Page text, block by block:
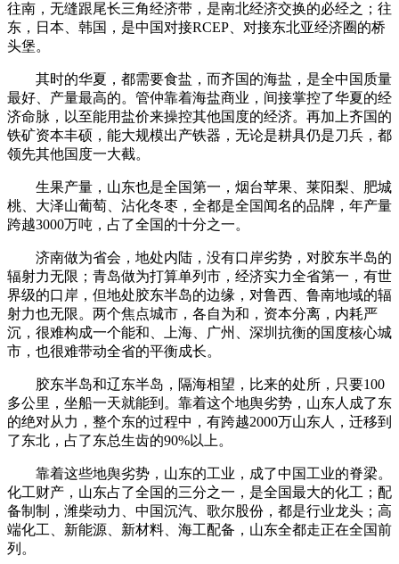
往南，无缝跟尾长三角经济带，是南北经济交换的必经之；往
东，日本、韩国，是中国对接RCEP、对接东北亚经济圈的桥
头堡。
其时的华夏，都需要食盐，而齐国的海盐，是全中国质量
最好、产量最高的。管仲靠着海盐商业，间接掌控了华夏的经
济命脉，以至能用盐价来操控其他国度的经济。再加上齐国的
铁矿资本丰硕，能大规模出产铁器，无论是耕具仍是刀兵，都
领先其他国度一大截。
生果产量，山东也是全国第一，烟台苹果、莱阳梨、肥城
桃、大泽山葡萄、沾化冬枣，全都是全国闻名的品牌，年产量
跨越3000万吨，占了全国的十分之一。
济南做为省会，地处内陆，没有口岸劣势，对胶东半岛的
辐射力无限；青岛做为打算单列市，经济实力全省第一，有世
界级的口岸，但地处胶东半岛的边缘，对鲁西、鲁南地域的辐
射力也无限。两个焦点城市，各自为和，资本分离，内耗严
沉，很难构成一个能和、上海、广州、深圳抗衡的国度核心城
市，也很难带动全省的平衡成长。
胶东半岛和辽东半岛，隔海相望，比来的处所，只要100
多公里，坐船一天就能到。靠着这个地舆劣势，山东人成了东
的绝对从力，整个东的过程中，有跨越2000万山东人，迁移到
了东北，占了东总生齿的90%以上。
靠着这些地舆劣势，山东的工业，成了中国工业的脊梁。
化工财产，山东占了全国的三分之一，是全国最大的化工；配
备制制，潍柴动力、中国沉汽、歌尔股份，都是行业龙头；高
端化工、新能源、新材料、海工配备，山东全都走正在全国前
列。